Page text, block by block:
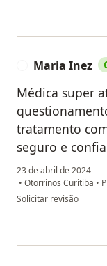
Maria Inez
Médica super
tratamento
seguro e
23 de abril de 2024
• Otorrinos Curitiba •
na opinião do utilizador
Solicitar revisão